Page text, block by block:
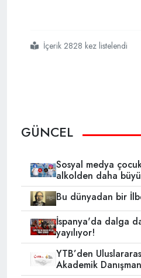
#28
#şubat
#generallerinin
#rütbelerinin
#söküldü
İçerik 2828 kez listelendi
GÜNCEL
Sosyal medya
alkolden daha
Bu dünyadan bir
İspanya'da dalga
yayılıyor!
YTB’den
Akademik